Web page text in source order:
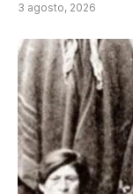
3 agosto, 2026